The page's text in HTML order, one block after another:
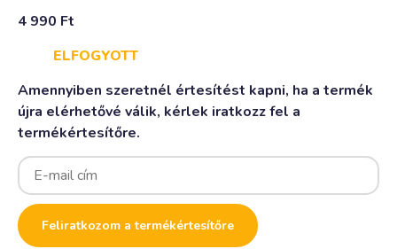
4 990 Ft
ELFOGYOTT
Amennyiben szeretnél értesítést kapni, ha a termék
újra elérhetővé válik, kérlek iratkozz fel a
termékértesítőre.
Enter
your
email
address
to
join Feliratkozom a termékértesítőre